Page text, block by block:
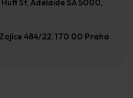
484/22, 170 00 Praha